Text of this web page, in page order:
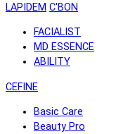
LAPIDEM C'BON
FACIALIST
MD ESSENCE
ABILITY
CEFINE
Basic Care
Beauty Pro